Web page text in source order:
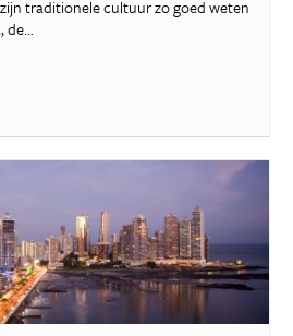
traditionele cultuur zo goed weten
de...